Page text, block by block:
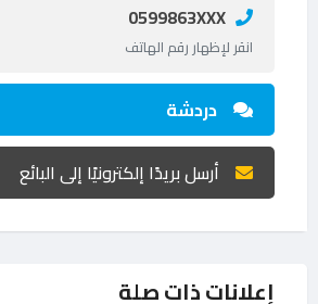
0599863XXX
انقر لإظهار رقم الهاتف
دردشة
أرسل بريدًا إلكترونيًا إلى البائع
إعلانات ذات صلة